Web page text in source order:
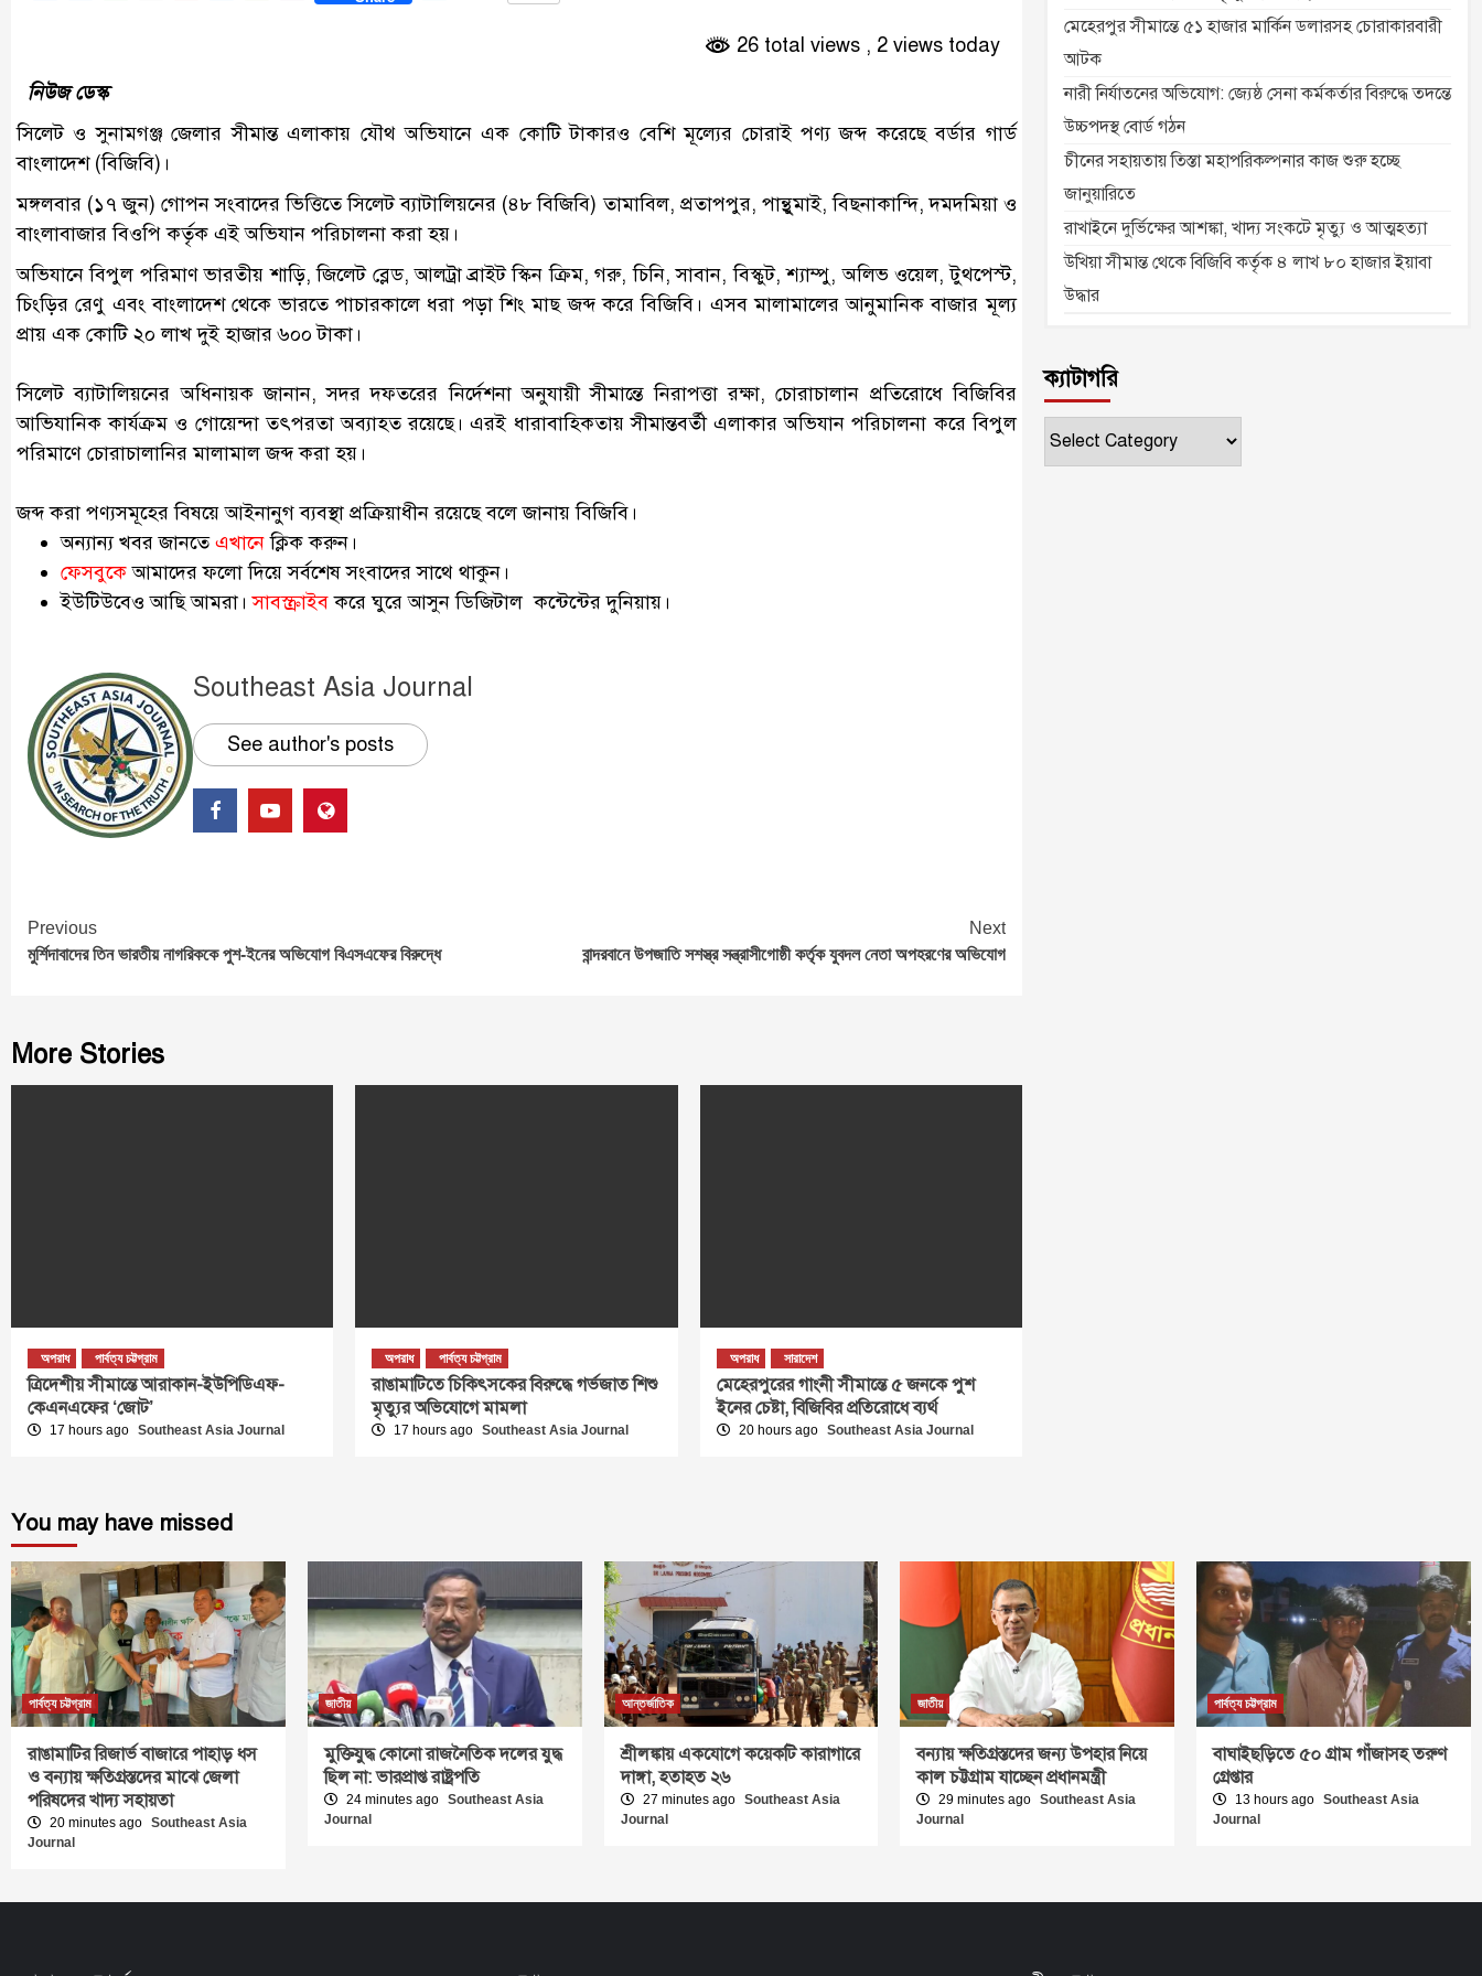
26 total views , 2 views today
নিউজ ডেস্ক
সিলেট ও সুনামগঞ্জ জেলার সীমান্ত এলাকায় যৌথ অভিযানে এক কোটি টাকারও বেশি মূল্যের চোরাই পণ্য জব্দ করেছে বর্ডার গার্ড
বাংলাদেশ (বিজিবি)।
মঙ্গলবার (১৭ জুন) গোপন সংবাদের ভিত্তিতে সিলেট ব্যাটালিয়নের (৪৮ বিজিবি) তামাবিল, প্রতাপপুর, পান্থুমাই, বিছনাকান্দি, দমদমিয়া ও
বাংলাবাজার বিওপি কর্তৃক এই অভিযান পরিচালনা করা হয়।
অভিযানে বিপুল পরিমাণ ভারতীয় শাড়ি, জিলেট ব্লেড, আলট্রা ব্রাইট স্কিন ক্রিম, গরু, চিনি, সাবান, বিস্কুট, শ্যাম্পু, অলিভ ওয়েল, টুথপেস্ট,
চিংড়ির রেণু এবং বাংলাদেশ থেকে ভারতে পাচারকালে ধরা পড়া শিং মাছ জব্দ করে বিজিবি। এসব মালামালের আনুমানিক বাজার মূল্য
প্রায় এক কোটি ২০ লাখ দুই হাজার ৬০০ টাকা।
সিলেট ব্যাটালিয়নের অধিনায়ক জানান, সদর দফতরের নির্দেশনা অনুযায়ী সীমান্তে নিরাপত্তা রক্ষা, চোরাচালান প্রতিরোধে বিজিবির
আভিযানিক কার্যক্রম ও গোয়েন্দা তৎপরতা অব্যাহত রয়েছে। এরই ধারাবাহিকতায় সীমান্তবর্তী এলাকার অভিযান পরিচালনা করে বিপুল
পরিমাণে চোরাচালানির মালামাল জব্দ করা হয়।
জব্দ করা পণ্যসমূহের বিষয়ে আইনানুগ ব্যবস্থা প্রক্রিয়াধীন রয়েছে বলে জানায় বিজিবি।
অন্যান্য খবর জানতে এখানে ক্লিক করুন।
ফেসবুকেআমাদের ফলো দিয়ে সর্বশেষ সংবাদের সাথে থাকুন।
ইউটিউবেও আছি আমরা। সাবস্ক্রাইব করে ঘুরে আসুন ডিজিটাল কন্টেন্টের দুনিয়ায়।
Southeast Asia Journal
See author's posts
Continue
Reading
Previous
মুর্শিদাবাদের তিন ভারতীয় নাগরিককে পুশ-ইনের অভিযোগ বিএসএফের বিরুদ্ধে
Next
বান্দরবানে উপজাতি সশস্ত্র সন্ত্রাসীগোষ্ঠী কর্তৃক যুবদল নেতা অপহরণের অভিযোগ
More Stories
অপরাধ পার্বত্য চট্টগ্রাম
ত্রিদেশীয় সীমান্তে আরাকান-ইউপিডিএফ-
কেএনএফের ‘জোট’
17 hours ago Southeast Asia Journal
অপরাধ পার্বত্য চট্টগ্রাম
রাঙামাটিতে চিকিৎসকের বিরুদ্ধে গর্ভজাত শিশু
মৃত্যুর অভিযোগে মামলা
17 hours ago Southeast Asia Journal
অপরাধ সারাদেশ
মেহেরপুরের গাংনী সীমান্তে ৫ জনকে পুশ
ইনের চেষ্টা, বিজিবির প্রতিরোধে ব্যর্থ
20 hours ago Southeast Asia Journal
মেহেরপুর সীমান্তে ৫১ হাজার মার্কিন ডলারসহ চোরাকারবারী
আটক
নারী নির্যাতনের অভিযোগ: জ্যেষ্ঠ সেনা কর্মকর্তার বিরুদ্ধে তদন্তে
উচ্চপদস্থ বোর্ড গঠন
চীনের সহায়তায় তিস্তা মহাপরিকল্পনার কাজ শুরু হচ্ছে
জানুয়ারিতে
রাখাইনে দুর্ভিক্ষের আশঙ্কা, খাদ্য সংকটে মৃত্যু ও আত্মহত্যা
উখিয়া সীমান্ত থেকে বিজিবি কর্তৃক ৪ লাখ ৮০ হাজার ইয়াবা
উদ্ধার
ক্যাটাগরি
ক্যাটাগরি
You may have missed
পার্বত্য চট্টগ্রাম
রাঙামাটির রিজার্ভ বাজারে পাহাড় ধস
ও বন্যায় ক্ষতিগ্রস্তদের মাঝে জেলা
পরিষদের খাদ্য সহায়তা
20 minutes ago Southeast Asia
Journal
জাতীয়
মুক্তিযুদ্ধ কোনো রাজনৈতিক দলের যুদ্ধ
ছিল না: ভারপ্রাপ্ত রাষ্ট্রপতি
24 minutes ago Southeast Asia
Journal
আন্তর্জাতিক
শ্রীলঙ্কায় একযোগে কয়েকটি কারাগারে
দাঙ্গা, হতাহত ২৬
27 minutes ago Southeast Asia
Journal
জাতীয়
বন্যায় ক্ষতিগ্রস্তদের জন্য উপহার নিয়ে
কাল চট্টগ্রাম যাচ্ছেন প্রধানমন্ত্রী
29 minutes ago Southeast Asia
Journal
পার্বত্য চট্টগ্রাম
বাঘাইছড়িতে ৫০ গ্রাম গাঁজাসহ তরুণ
গ্রেপ্তার
13 hours ago Southeast Asia
Journal